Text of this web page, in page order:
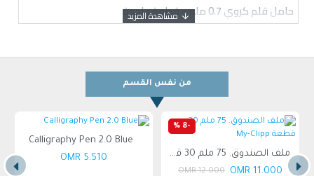
حامل قلم كروي 0.7 ملم - قطعة واحدة
من نفس القسم
-8 %
ملف الصندوق. 75 ملم 30 قطعة My-Clipp
11.000 OMR
12.000 OMR
Calligraphy Pen 2.0 Blue
5.510 OMR